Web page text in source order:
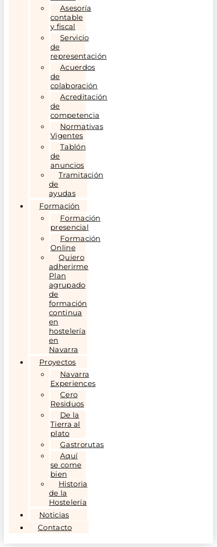
Asesoría
contable
y fiscal
Servicio
de
representación
Acuerdos
de
colaboración
Acreditación
de
competencia
Normativas
Vigentes
Tablón
de
anuncios
Tramitación
de
ayudas
Formación
Formación
presencial
Formación
Online
Quiero
adherirme
Plan
agrupado
de
formación
continua
en
hostelería
en
Navarra
Proyectos
Navarra
Experiences
Cero
Residuos
De la
Tierra al
plato
Gastrorutas
Aquí
se come
bien
Historia
de la
Hostelería
Noticias
Contacto